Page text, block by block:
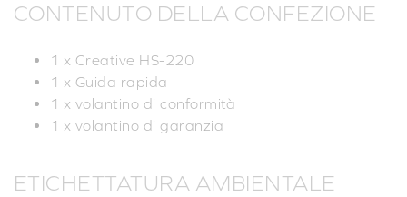
CONTENUTO DELLA CONFEZIONE
1 x Creative HS-220
1 x Guida rapida
1 x volantino di conformità
1 x volantino di garanzia
ETICHETTATURA AMBIENTALE